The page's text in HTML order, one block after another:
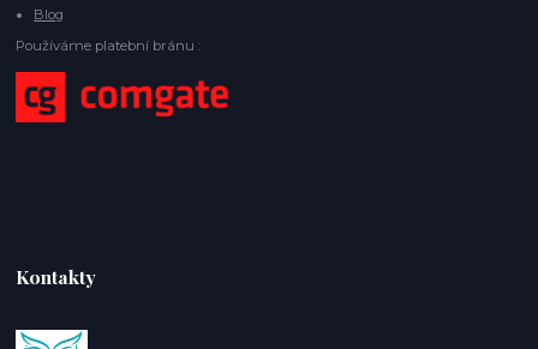
Blog
Používáme platební bránu :
Kontakty